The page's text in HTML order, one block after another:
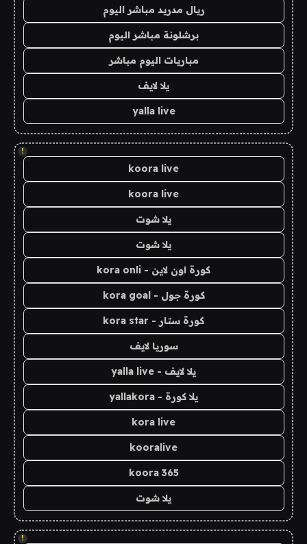
ريال مدريد مباشر اليوم
برشلونة مباشر اليوم
مباريات اليوم مباشر
يلا لايف
yalla live
!
koora live
koora live
يلا شوت
يلا شوت
كورة اون لاين - kora onli
كورة جول - kora goal
كورة ستار - kora star
سوريا لايف
يلا لايف - yalla live
يلا كورة - yallakora
kora live
kooralive
koora 365
يلا شوت
!